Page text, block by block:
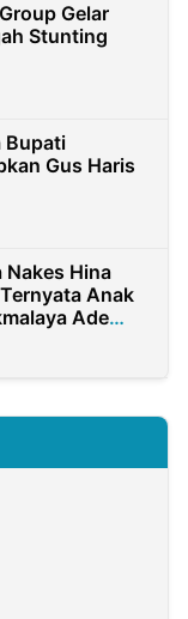
Gelar
Stunting
Bupati
Gus Haris
Nakes Hina
Anak
Ade